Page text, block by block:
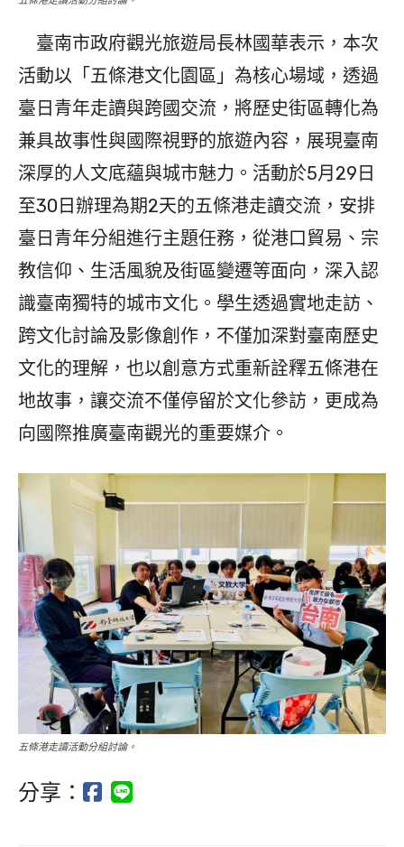
臺南市政府觀光旅遊局長林國華表示，本次
活動以「五條港文化園區」為核心場域，透過
臺日青年走讀與跨國交流，將歷史街區轉化為
兼具故事性與國際視野的旅遊內容，展現臺南
深厚的人文底蘊與城市魅力。活動於5月29日
至30日辦理為期2天的五條港走讀交流，安排
臺日青年分組進行主題任務，從港口貿易、宗
教信仰、生活風貌及街區變遷等面向，深入認
識臺南獨特的城市文化。學生透過實地走訪、
跨文化討論及影像創作，不僅加深對臺南歷史
文化的理解，也以創意方式重新詮釋五條港在
地故事，讓交流不僅停留於文化參訪，更成為
向國際推廣臺南觀光的重要媒介。
五條港走讀活動分組討論。
分享：